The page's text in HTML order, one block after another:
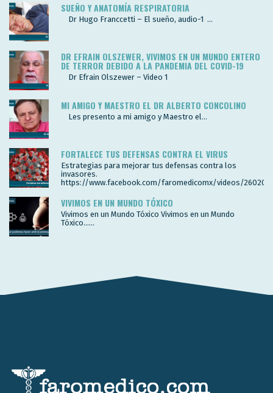
SUEÑO Y ANATOMÍA RESPIRATORIA
Dr Hugo Franccetti – El sueño, audio-1 ...
DR EFRAIN OLSZEWER, VIVIMOS EN UN MUNDO ENTERO
DE TERROR DEBIDO A LA PANDEMIA DEL COVID-19
Dr Efrain Olszewer – Video 1
MI AMIGO Y MAESTRO EL DR ALBERTO CONCOLINO
Les presento a mi amigo y Maestro el...
FORTALECE TUS DEFENSAS CONTRA EL VIRUS
Estrategias para mejorar tus defensas contra los
invasores.
https://www.facebook.com/faromedicomx/videos/
VIVIMOS EN UN MUNDO TÓXICO
Vivimos en un Mundo Tóxico Vivimos en un Mundo
Tóxico…...